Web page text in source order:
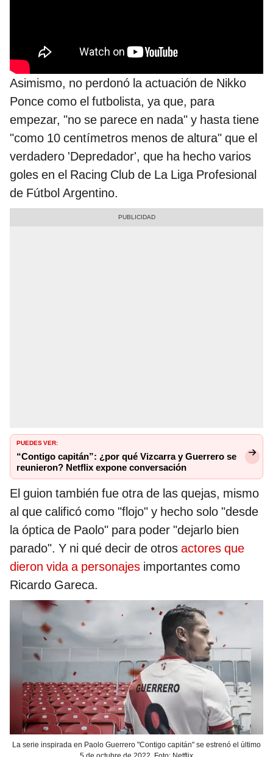
Asimismo, no perdonó la actuación de Nikko
Ponce como el futbolista, ya que, para
empezar, "no se parece en nada" y hasta tiene
"como 10 centímetros menos de altura" que el
verdadero 'Depredador', que ha hecho varios
goles en el Racing Club de La Liga Profesional
de Fútbol Argentino.
PUEDES VER:
“Contigo capitán”: ¿por qué Vizcarra y Guerrero se
reunieron? Netflix expone conversación
El guion también fue otra de las quejas, mismo
al que calificó como "flojo" y hecho solo "desde
la óptica de Paolo" para poder "dejarlo bien
parado". Y ni qué decir de otros actores que
dieron vida a personajes importantes como
Ricardo Gareca.
La serie inspirada en Paolo Guerrero "Contigo capitán" se estrenó el último